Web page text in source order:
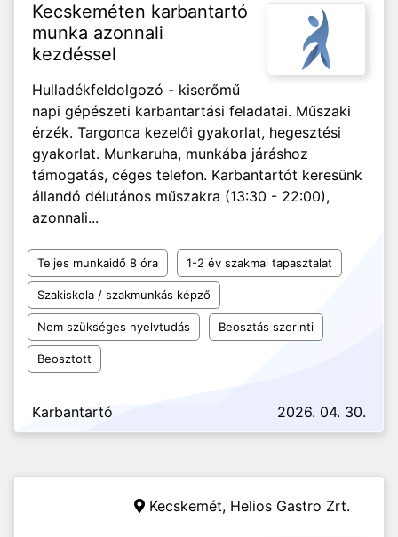
Kecskeméten karbantartó
munka azonnali
kezdéssel
Hulladékfeldolgozó - kiserőmű
napi gépészeti karbantartási feladatai. Műszaki
érzék. Targonca kezelői gyakorlat, hegesztési
gyakorlat. Munkaruha, munkába járáshoz
támogatás, céges telefon. Karbantartót keresünk
állandó délutános műszakra (13:30 - 22:00),
azonnali...
Teljes munkaidő 8 óra 1-2 év szakmai tapasztalat
Szakiskola / szakmunkás képző
Nem szükséges nyelvtudás Beosztás szerinti
Beosztott
Karbantartó 2026. 04. 30.
Kecskemét, Helios Gastro Zrt.